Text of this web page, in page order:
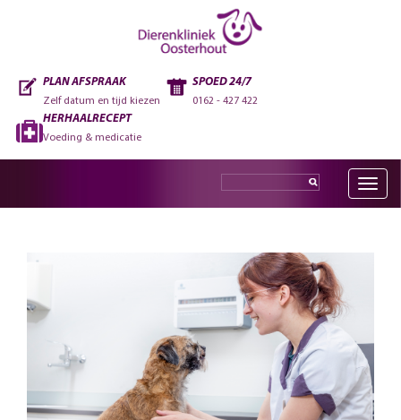
PLAN AFSPRAAK
Zelf datum en tijd kiezen
SPOED 24/7
0162 - 427 422
HERHAALRECEPT
Voeding & medicatie
Toggle